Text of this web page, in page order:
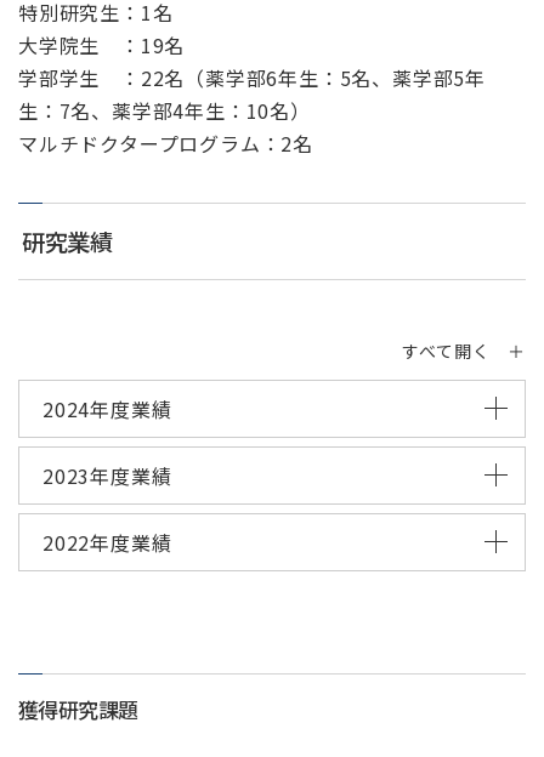
特別研究生：1名
大学院生 ：19名
学部学生 ：22名（薬学部6年生：5名、薬学部5年
生：7名、薬学部4年生：10名）
マルチドクタープログラム：2名
研究業績
すべて開く ＋
2024年度業績
2023年度業績
2022年度業績
獲得研究課題